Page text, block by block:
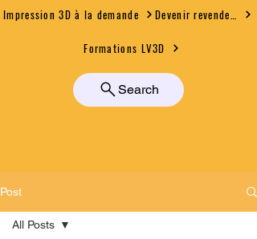
Impression 3D à la demande
Formations LV3D
Search
Post
All Posts